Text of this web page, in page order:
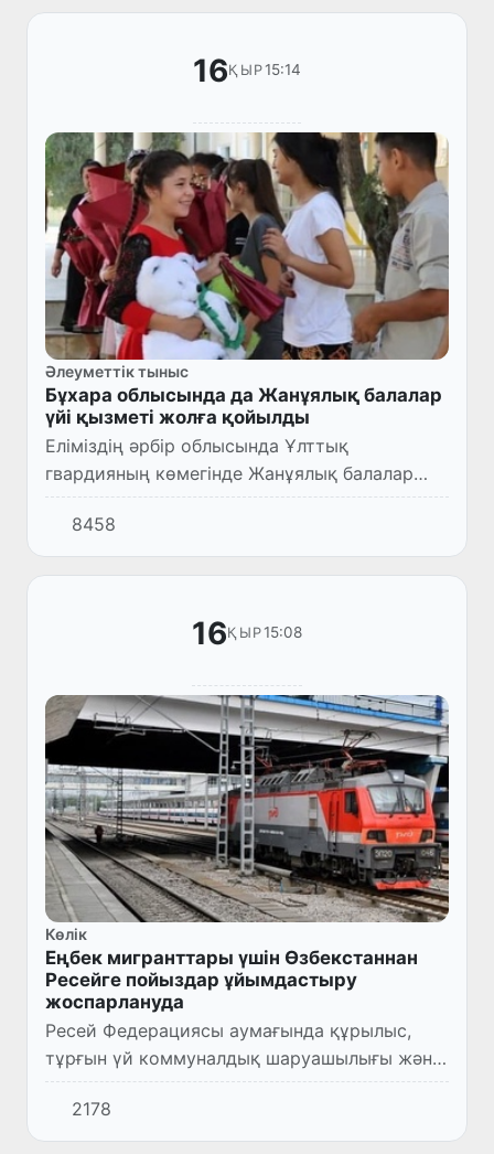
16ҚЫР15:14
Әлеуметтік тыныс
Бұхара облысында да Жанұялық балалар
үйі қызметі жолға қойылды
Еліміздің әрбір облысында Ұлттық
гвардияның көмегінде Жанұялық балалар
үйлерінің қызметі жолға қойылған.
8458
16ҚЫР15:08
Көлік
Еңбек мигранттары үшін Өзбекстаннан
Ресейге пойыздар ұйымдастыру
жоспарлануда
Ресей Федерациясы аумағында құрылыс,
тұрғын үй коммуналдық шаруашылығы және
сауда салаларында еңбек қызметін жүзеге
асырмақ болған Өзбекстан Республикасының
азаматтары үшін чартер...
2178